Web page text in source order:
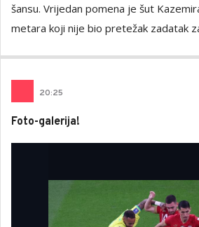
šansu. Vrijedan pomena je šut
metara koji nije bio pretežak zadatak
20:25
Foto-galerija!